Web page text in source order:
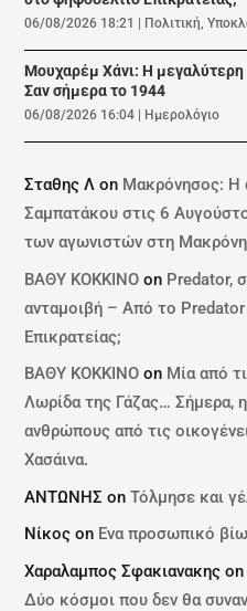
06/08/2026 18:21 Πολιτική,
Μουχαρέμ Χάνι: Η μεγαλύτερη
Σαν σήμερα το 1944
06/08/2026 16:04 Ημερολόγιο
Σταθης Λ on Μακρόνησος: Η
Σαμπατάκου στις 6
των αγωνιστών στη
ΒΑΘΥ ΚΟΚΚΙΝΟ on Predator,
ανταμοιβή – Από το
Επικρατείας;
ΒΑΘΥ ΚΟΚΚΙΝΟ on Μία από
Λωρίδα της Γάζας… Σήμερα,
ανθρώπους από τις
Χασάινα.
ΑΝΤΩΝΗΣ onΤόλμησε και
Νίκος on Ενα προσωπικό
Χαραλαμπος Σφακιανακης
Δύο κόσμοι που δεν θα